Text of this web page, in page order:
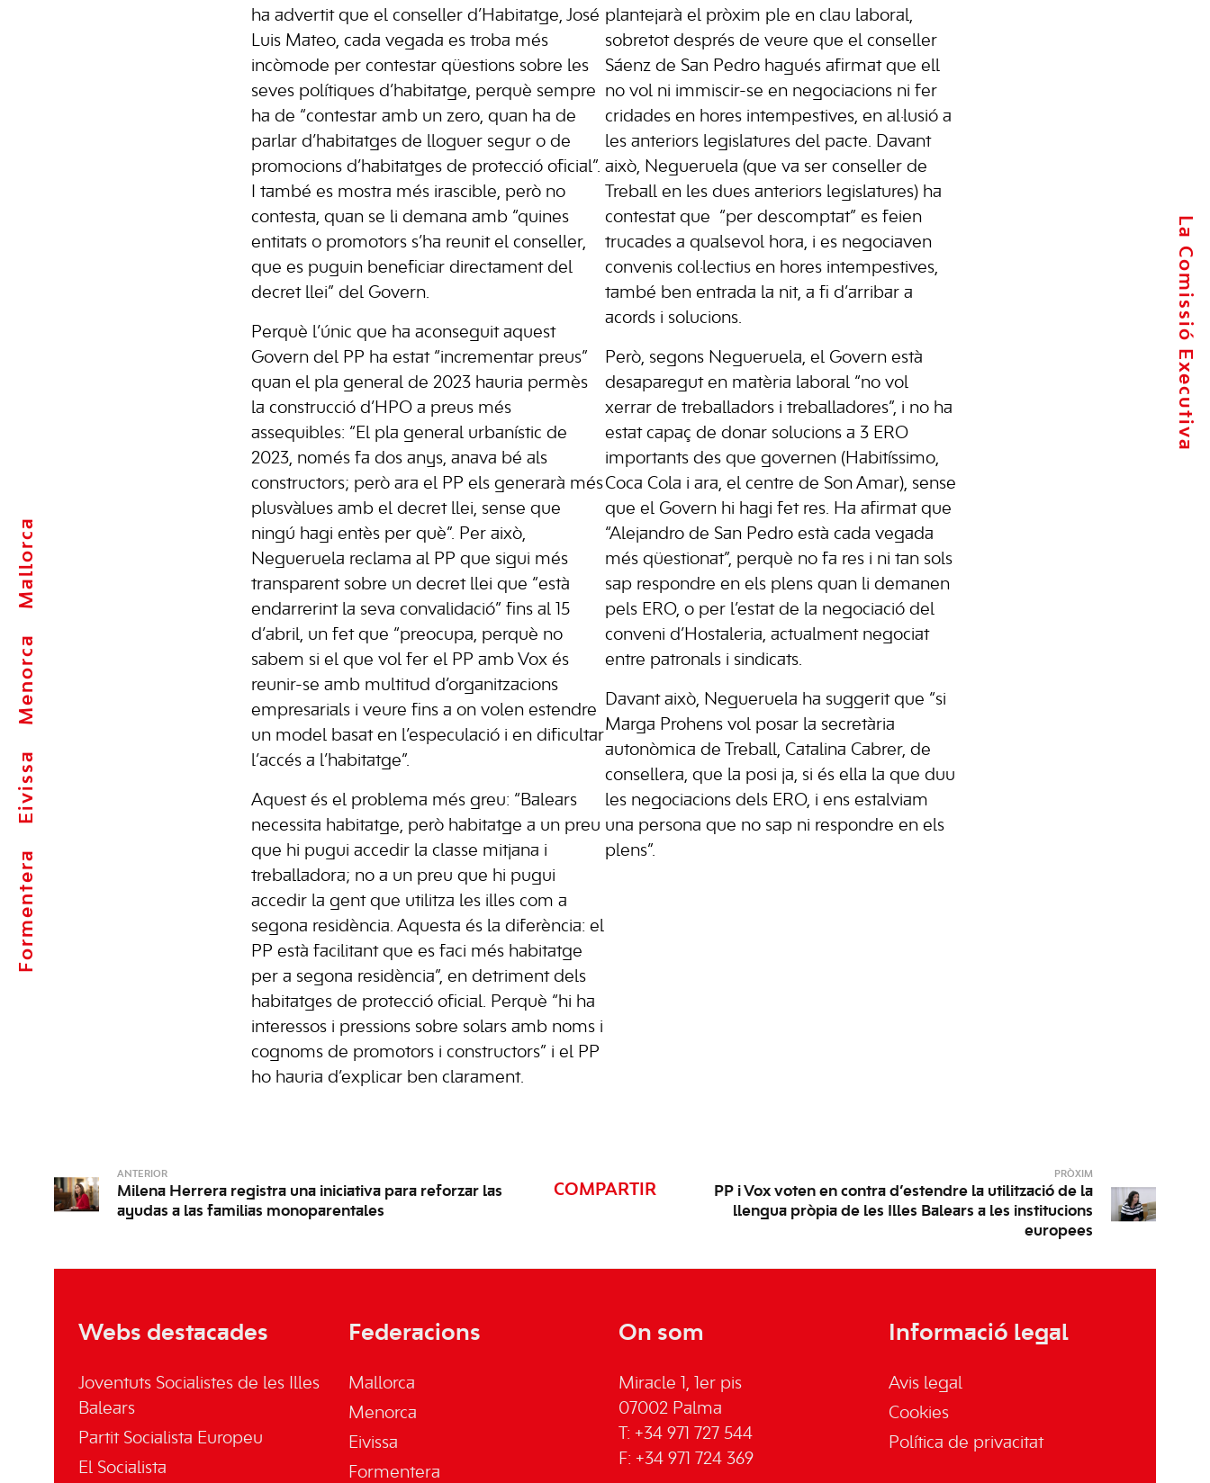
Formentera
Eivissa
Menorca
Mallorca
La Comissió Executiva
ha advertit que el conseller d’Habitatge, José
Luis Mateo, cada vegada es troba més
incòmode per contestar qüestions sobre les
seves polítiques d’habitatge, perquè sempre
ha de “contestar amb un zero, quan ha de
parlar d’habitatges de lloguer segur o de
promocions d’habitatges de protecció oficial”.
I també es mostra més irascible, però no
contesta, quan se li demana amb “quines
entitats o promotors s’ha reunit el conseller,
que es puguin beneficiar directament del
decret llei” del Govern.
Perquè l’únic que ha aconseguit aquest
Govern del PP ha estat “incrementar preus”
quan el pla general de 2023 hauria permès
la construcció d’HPO a preus més
assequibles: “El pla general urbanístic de
2023, només fa dos anys, anava bé als
constructors; però ara el PP els generarà més
plusvàlues amb el decret llei, sense que
ningú hagi entès per què”. Per això,
Negueruela reclama al PP que sigui més
transparent sobre un decret llei que “està
endarrerint la seva convalidació” fins al 15
d’abril, un fet que “preocupa, perquè no
sabem si el que vol fer el PP amb Vox és
reunir-se amb multitud d’organitzacions
empresarials i veure fins a on volen estendre
un model basat en l’especulació i en dificultar
l’accés a l’habitatge”.
Aquest és el problema més greu: “Balears
necessita habitatge, però habitatge a un preu
que hi pugui accedir la classe mitjana i
treballadora; no a un preu que hi pugui
accedir la gent que utilitza les illes com a
segona residència. Aquesta és la diferència: el
PP està facilitant que es faci més habitatge
per a segona residència”, en detriment dels
habitatges de protecció oficial. Perquè “hi ha
interessos i pressions sobre solars amb noms i
cognoms de promotors i constructors” i el PP
ho hauria d’explicar ben clarament.
plantejarà el pròxim ple en clau laboral,
sobretot després de veure que el conseller
Sáenz de San Pedro hagués afirmat que ell
no vol ni immiscir-se en negociacions ni fer
cridades en hores intempestives, en al·lusió a
les anteriors legislatures del pacte. Davant
això, Negueruela (que va ser conseller de
Treball en les dues anteriors legislatures) ha
contestat que “per descomptat” es feien
trucades a qualsevol hora, i es negociaven
convenis col·lectius en hores intempestives,
també ben entrada la nit, a fi d’arribar a
acords i solucions.
Però, segons Negueruela, el Govern està
desaparegut en matèria laboral “no vol
xerrar de treballadors i treballadores”, i no ha
estat capaç de donar solucions a 3 ERO
importants des que governen (Habitíssimo,
Coca Cola i ara, el centre de Son Amar), sense
que el Govern hi hagi fet res. Ha afirmat que
“Alejandro de San Pedro està cada vegada
més qüestionat”, perquè no fa res i ni tan sols
sap respondre en els plens quan li demanen
pels ERO, o per l’estat de la negociació del
conveni d’Hostaleria, actualment negociat
entre patronals i sindicats.
Davant això, Negueruela ha suggerit que “si
Marga Prohens vol posar la secretària
autonòmica de Treball, Catalina Cabrer, de
consellera, que la posi ja, si és ella la que duu
les negociacions dels ERO, i ens estalviam
una persona que no sap ni respondre en els
plens”.
ANTERIOR
Milena Herrera registra una iniciativa para reforzar las
ayudas a las familias monoparentales
COMPARTIR
PRÒXIM
PP i Vox voten en contra d’estendre la utilització de la
llengua pròpia de les Illes Balears a les institucions
europees
Webs destacades
Joventuts Socialistes de les Illes
Balears
Partit Socialista Europeu
El Socialista
Federacions
Mallorca
Menorca
Eivissa
Formentera
On som
Miracle 1, 1er pis
07002 Palma
T: +34 971 727 544
F: +34 971 724 369
Informació legal
Avis legal
Cookies
Política de privacitat